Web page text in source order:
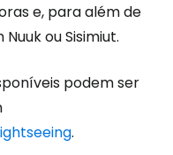
e, para além de
ou Sisimiut.
podem ser
.